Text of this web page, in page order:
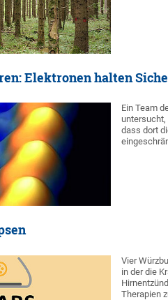
Elektronen halten
Ein Team
untersucht,
dass dort
Vier
in der die
Therapien